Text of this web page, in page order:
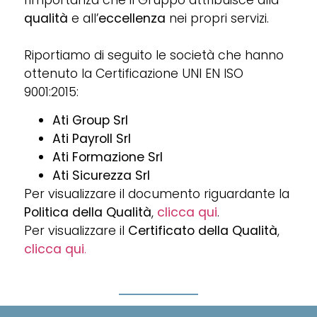
qualità e all’eccellenza nei propri servizi.
Riportiamo di seguito le società che hanno
ottenuto la Certificazione UNI EN ISO
9001:2015:
Ati Group Srl
Ati Payroll Srl
Ati Formazione Srl
Ati Sicurezza Srl
Per visualizzare il documento riguardante la
Politica della Qualità, clicca qui.
Per visualizzare il Certificato della Qualità,
clicca qui.